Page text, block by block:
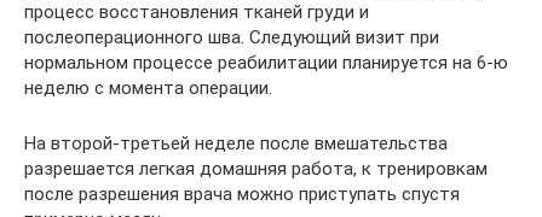
процесс восстановления тканей груди и
послеоперационного шва. Следующий визит при
нормальном процессе реабилитации планируется на 6-ю
неделю с момента операции.
На второй-третьей неделе после вмешательства
разрешается легкая домашняя работа, к тренировкам
после разрешения врача можно приступать спустя